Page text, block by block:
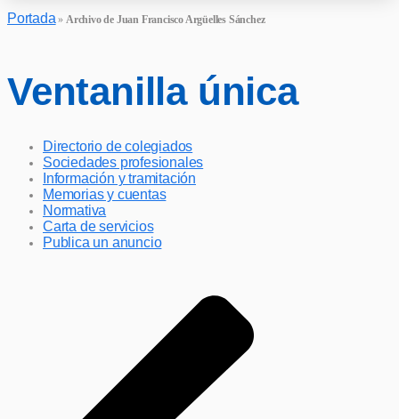
Portada»Archivo de Juan Francisco Argüelles Sánchez
Ventanilla única
Directorio de colegiados
Sociedades profesionales
Información y tramitación
Memorias y cuentas
Normativa
Carta de servicios
Publica un anuncio